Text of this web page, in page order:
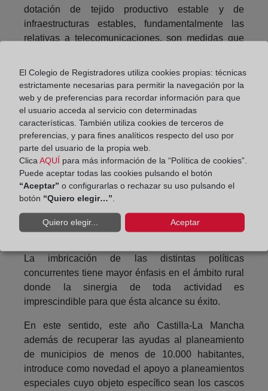
dotación de tejido productivo estable y de
infraestructuras estables, fundamentalmente las
relativas a telecomunicaciones, son medidas que
En este sentido, con más, han de removerse los
obstáculos que pueda contener nuestra normativa
para el desarrollo de este tipo de actividades, como
es muestra la limitación de establecimientos
hosteleros que, en términos espaciales, rige en
nuestro Reglamento de Suelo Rústico desde 2004
y cuya supresión se abordará en el Decreto en
materia de urbanismo para pequeños municipios,
hoy en tramitación.
5. Puesta en valor de los elementos patrimoniales
buscando nuevas funcionalidades a los mismos.
La imbricación de las distintas políticas
concurrentes tiene mayor énfasis en el ámbito rural
donde la sinergia de toda actividad es
imprescindible para que ésta alcance su éxito.
En este sentido, este año Castilla-La Mancha
además de recuperar las ayudas al planeamiento
de municipios de menos de 10.000 habitantes,
introduce como novedad el apoyo a planeamientos
especiales cuyo objeto específico sean los cascos
El Colegio de Registradores utiliza cookies propias: técnicas
estrictamente necesarias para permitir la navegación por la
web y de preferencias para recordar información para que
el usuario acceda al servicio con determinadas
características. También utiliza cookies de terceros de
preferencias, y para fines analíticos respecto del uso por
parte del usuario de la propia web.
Clica AQUÍ para más información de la “Política de cookies”.
Puede aceptar todas las cookies pulsando el botón
“Aceptar” o configurarlas o rechazar su uso pulsando el
botón “Quiero elegir…”
Quiero elegir... Aceptar